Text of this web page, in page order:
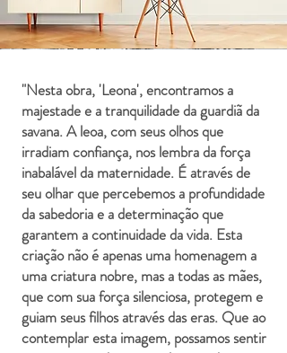
"Nesta obra, 'Leona', encontramos a
majestade e a tranquilidade da guardiã da
savana. A leoa, com seus olhos que
irradiam confiança, nos lembra da força
inabalável da maternidade. É através de
seu olhar que percebemos a profundidade
da sabedoria e a determinação que
garantem a continuidade da vida. Esta
criação não é apenas uma homenagem a
uma criatura nobre, mas a todas as mães,
que com sua força silenciosa, protegem e
guiam seus filhos através das eras. Que ao
contemplar esta imagem, possamos sentir